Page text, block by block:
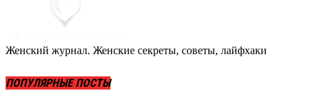
Женский журнал. Женские секреты, советы, лайфхаки
ПОПУЛЯРНЫЕ ПОСТЫ